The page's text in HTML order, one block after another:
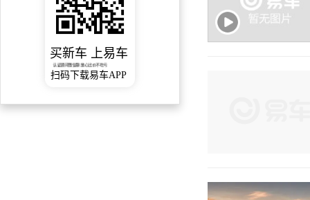
买新车 上易车
认证顾问微信聊 放心比价不吃亏
扫码下载易车APP